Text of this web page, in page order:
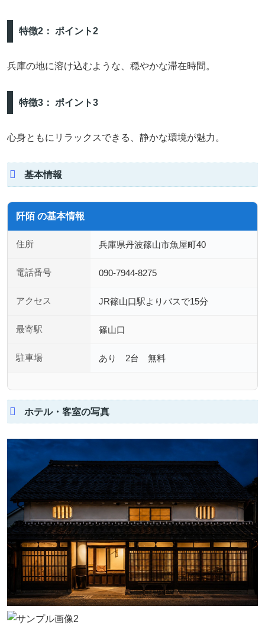
特徴2： ポイント2
兵庫の地に溶け込むような、穏やかな滞在時間。
特徴3： ポイント3
心身ともにリラックスできる、静かな環境が魅力。
基本情報
阡陌 の基本情報
住所 兵庫県丹波篠山市魚屋町40
電話番号 090-7944-8275
アクセス JR篠山口駅よりバスで15分
最寄駅 篠山口
駐車場 あり 2台 無料
ホテル・客室の写真